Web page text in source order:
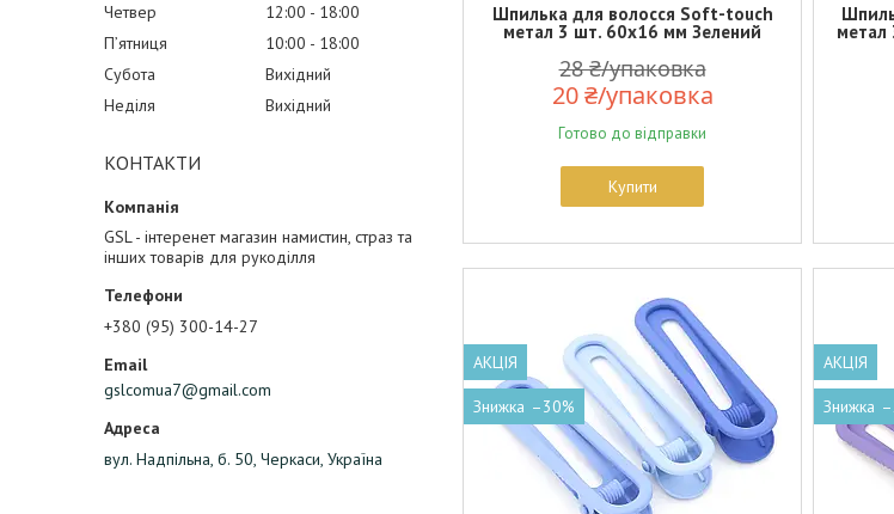
Четвер
12:00
18:00
Пʼятниця
10:00
18:00
Субота
Вихідний
Неділя
Вихідний
КОНТАКТИ
GSL - інтеренет магазин намистин, страз та
інших товарів для рукоділля
+380 (95) 300-14-27
gslcomua7@gmail.com
вул. Надпільна, б. 50, Черкаси, Україна
Шпилька для волосся Soft-touch
метал 3 шт. 60х16 мм Зелений
28 ₴/упаковка
20 ₴/упаковка
Готово до відправки
Купити
АКЦІЯ
–30%
АКЦІЯ